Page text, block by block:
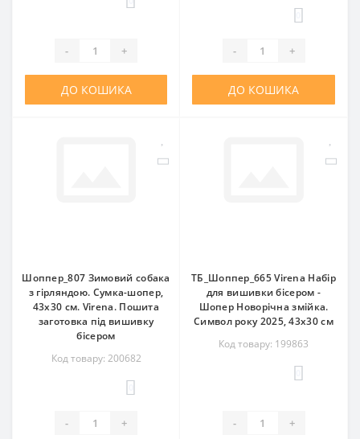
- +
ДО КОШИКА
- +
ДО КОШИКА
Шоппер_807 Зимовий собака
з гірляндою. Сумка-шопер,
43х30 см. Virena. Пошита
заготовка під вишивку
бісером
Код товару: 200682
- +
ТБ_Шоппер_665 Virena Набір
для вишивки бісером -
Шопер Новорічна змійка.
Символ року 2025, 43x30 см
Код товару: 199863
- +